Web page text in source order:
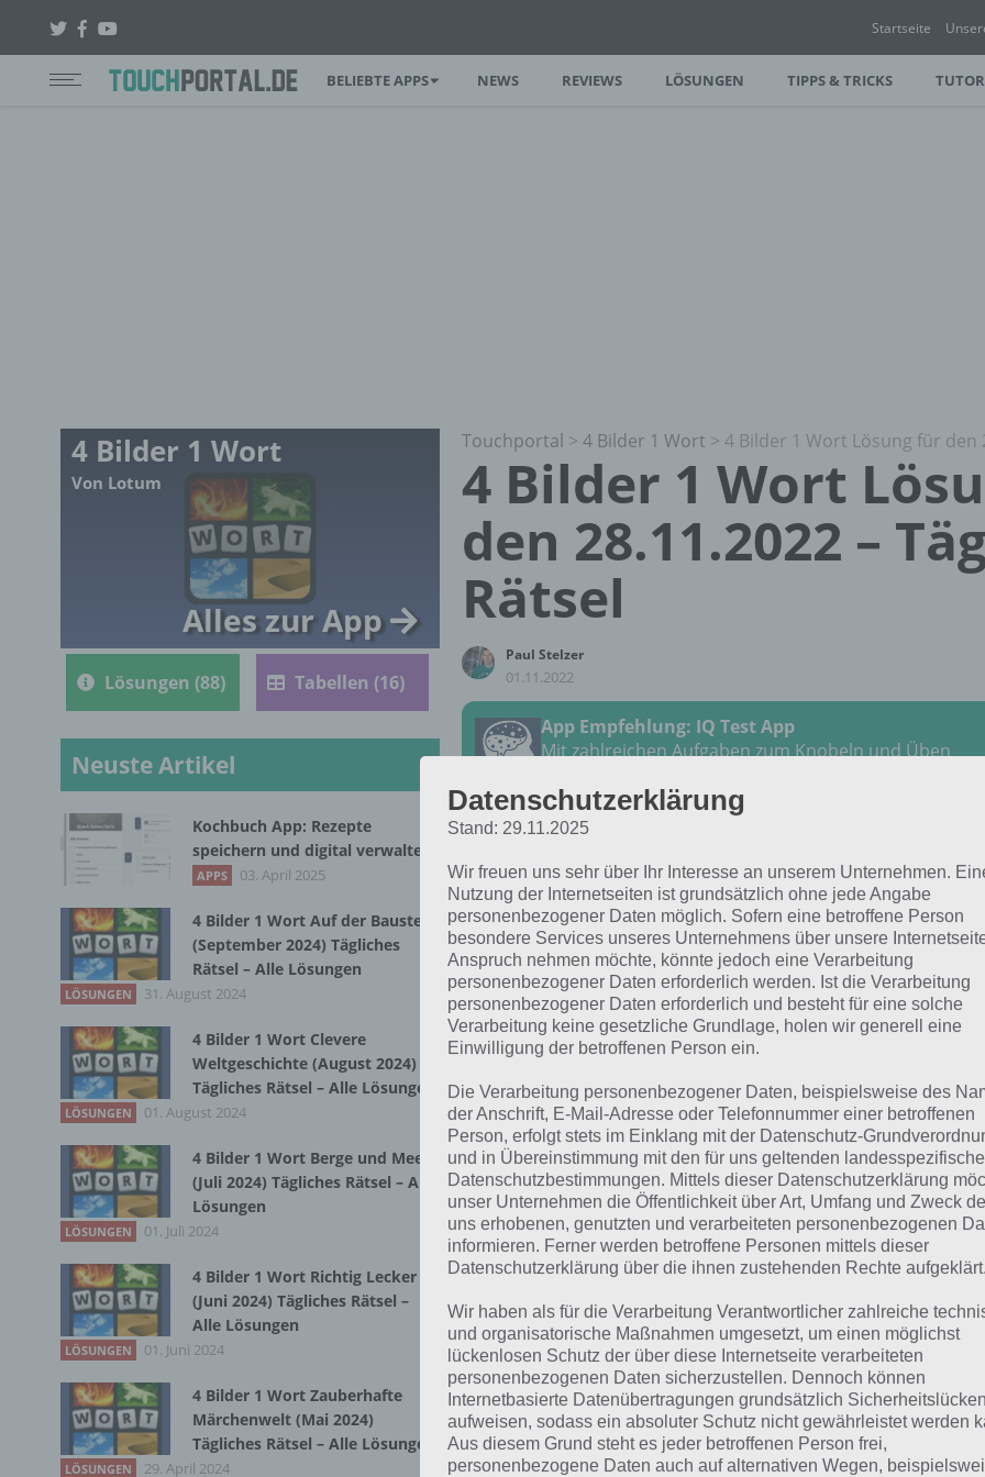
Startseite
BELIEBTE APPS NEWS REVIEWS LÖSUNGEN TIPPS & TRICKS
Touchportal > 4 Bilder 1 Wort > 4 Bilder 1 Wort Lösung für den
4 Bilder 1 Wort
den 28.11.2022 –
Rätsel
Paul Stelzer
01.11.2022
App Empfehlung: IQ Test App
Mit zahlreichen Aufgaben zum Knobeln und Üben
Die Lösung für das tägliche Rätsel vom 28.11.2022 zu
4 Bilder 1 Wort. Wenn du dort aktuell feststeckst, hier die
DROHNE
Du suchst eine andere Lösung?
Tägliches BONUS Rätsel: Zur Lösung vom 28.11.2022
Rätsel aus dem Jahr 2021:Schau mal, was vor einem Jahr,
Lösung gesucht war
Zur Übersicht:4 Bilder 1 Wort Lösungen zu Heureka im
4 Bilder 1 Wort
Von Lotum
Alles zur App
Lösungen (88) Tabellen (16)
Neuste Artikel
Kochbuch App: Rezepte
speichern und digital verwalten
APPS 03. April 2025
4 Bilder 1 Wort Auf der Baustelle
(September 2024) Tägliches
Rätsel – Alle Lösungen
LÖSUNGEN 31. August 2024
4 Bilder 1 Wort Clevere
Weltgeschichte (August 2024)
Tägliches Rätsel – Alle Lösungen
LÖSUNGEN 01. August 2024
4 Bilder 1 Wort Berge und Meer
(Juli 2024) Tägliches Rätsel – Alle
Lösungen
LÖSUNGEN 01. Juli 2024
4 Bilder 1 Wort Richtig Lecker
(Juni 2024) Tägliches Rätsel –
Alle Lösungen
LÖSUNGEN 01. Juni 2024
4 Bilder 1 Wort Zauberhafte
Märchenwelt (Mai 2024)
Tägliches Rätsel – Alle Lösungen
LÖSUNGEN 29. April 2024
Datenschutzerklärung
Stand: 29.11.2025
Wir freuen uns sehr über Ihr Interesse an unserem Unternehmen.
Nutzung der Internetseiten ist grundsätzlich ohne jede Angabe
personenbezogener Daten möglich. Sofern eine betroffene Person
besondere Services unseres Unternehmens über unsere
Anspruch nehmen möchte, könnte jedoch eine Verarbeitung
personenbezogener Daten erforderlich werden. Ist die Verarbeitung
personenbezogener Daten erforderlich und besteht für eine solche
Verarbeitung keine gesetzliche Grundlage, holen wir generell eine
Einwilligung der betroffenen Person ein.
Die Verarbeitung personenbezogener Daten, beispielsweise des
der Anschrift, E-Mail-Adresse oder Telefonnummer einer betroffenen
Person, erfolgt stets im Einklang mit der Datenschutz-
und in Übereinstimmung mit den für uns geltenden
Datenschutzbestimmungen. Mittels dieser Datenschutzerklärung
unser Unternehmen die Öffentlichkeit über Art, Umfang und Zweck
uns erhobenen, genutzten und verarbeiteten personenbezogenen
informieren. Ferner werden betroffene Personen mittels dieser
Datenschutzerklärung über die ihnen zustehenden Rechte aufgeklärt.
Wir haben als für die Verarbeitung Verantwortlicher zahlreiche
und organisatorische Maßnahmen umgesetzt, um einen möglichst
lückenlosen Schutz der über diese Internetseite verarbeiteten
personenbezogenen Daten sicherzustellen. Dennoch können
Internetbasierte Datenübertragungen grundsätzlich Sicherheitslücken
aufweisen, sodass ein absoluter Schutz nicht gewährleistet werden
Aus diesem Grund steht es jeder betroffenen Person frei,
personenbezogene Daten auch auf alternativen Wegen,